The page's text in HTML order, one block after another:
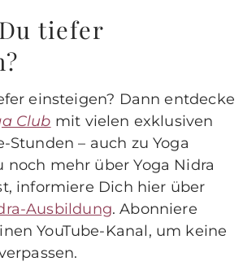
tiefer
einsteigen? Dann entdecke
Club mit vielen exklusiven
Stunden – auch zu Yoga
noch mehr über Yoga Nidra
informiere Dich hier über
Ausbildung. Abonniere
YouTube-Kanal, um keine